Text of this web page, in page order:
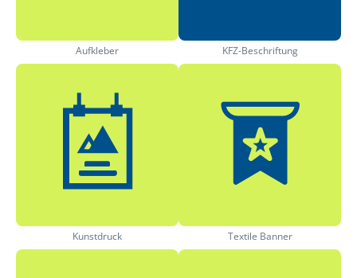
Aufkleber KFZ-Beschriftung
Kunstdruck Textile Banner